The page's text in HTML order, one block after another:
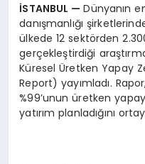
İSTANBUL —Dünyanın
danışmanlığı
ülkede 12 sektörden
gerçekleştirdiği
Küresel Üretken Yapay
Report) yayımladı.
%99’unun üretken
yatırım planladığını